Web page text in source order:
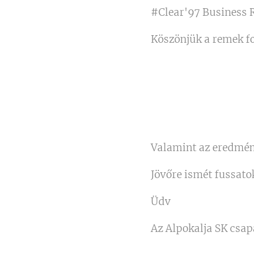
#Clear'97 Business
Köszönjük a remek
Valamint az
Jövőre ismét
Üdv
Az Alpokalja SK